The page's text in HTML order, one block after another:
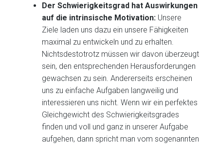
Der Schwierigkeitsgrad hat Auswirkungen
auf die intrinsische Motivation: Unsere
Ziele laden uns dazu ein unsere Fähigkeiten
maximal zu entwickeln und zu erhalten.
Nichtsdestotrotz müssen wir davon überzeugt
sein, den entsprechenden Herausforderungen
gewachsen zu sein. Andererseits erscheinen
uns zu einfache Aufgaben langweilig und
interessieren uns nicht. Wenn wir ein perfektes
Gleichgewicht des Schwierigkeitsgrades
finden und voll und ganz in unserer Aufgabe
aufgehen, dann spricht man vom sogenannten